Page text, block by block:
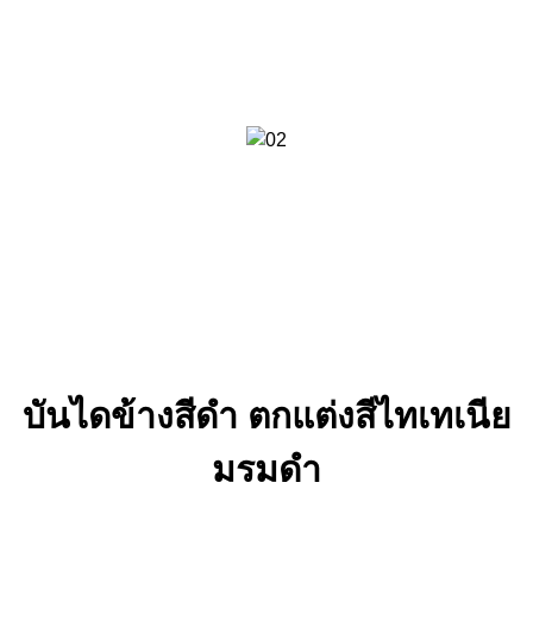
บันไดข้างสีดํา ตกแต่งสีไทเทเนีย
มรมดํา